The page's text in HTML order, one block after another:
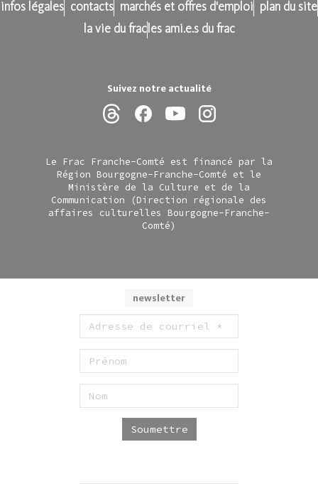
Suivez notre actualité
newsletter
Soumettre
infos légales contacts marchés et offres d'emploi
plan du site
la vie du frac les ami.e.s du frac
Le Frac Franche-Comté est financé par la
Région Bourgogne-Franche-Comté et le
Ministère de la Culture et de la
Communication (Direction régionale des
affaires culturelles Bourgogne-Franche-
Comté)